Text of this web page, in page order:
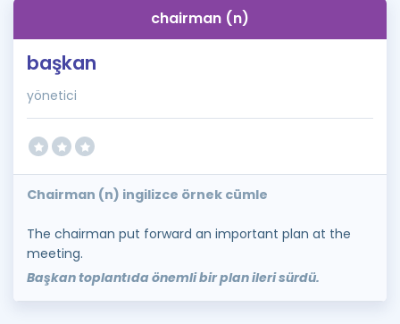
İngilizce Gramer
chairman (n)
başkan
yönetici
Chairman (n) ingilizce örnek cümle
The chairman put forward an important plan at the
meeting.
Başkan toplantıda önemli bir plan ileri sürdü.